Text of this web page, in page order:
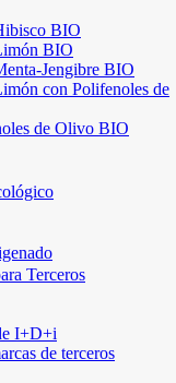
BIO
BIO
Jengibre BIO
con Polifenoles de
de Olivo BIO
Terceros
I+D+i
de terceros